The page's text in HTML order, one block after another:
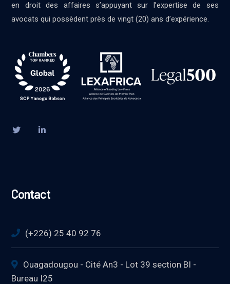
en droit des affaires s’appuyant sur l’expertise de ses
avocats qui possèdent près de vingt (20) ans d’expérience.
Contact
(+226) 25 40 92 76
Ouagadougou - Cité An3 - Lot 39 section BI -
Bureau I25